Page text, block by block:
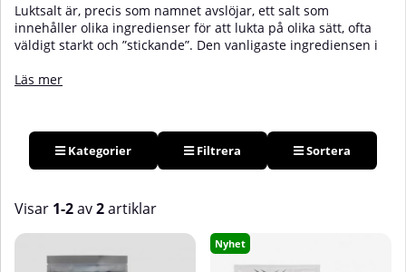
Luktsalt är, precis som namnet avslöjar, ett salt som
innehåller olika ingredienser för att lukta på olika sätt, ofta
väldigt starkt och ”stickande”. Den vanligaste ingrediensen i
ammoniumkarbonat och salt kombineras bildas en gas, en
ditt uppslag av adrenalin och även prestera bättre. Vanligt är
att använda luktsalt vid tyngre lyft, tex inom strongman och
styrkelyft när en extra "kick" behövs! Du hittar flera olika typer
Läs mer
Kategorier Filtrera Sortera
Visar 1-2av2artiklar
Produkter
Nyhet